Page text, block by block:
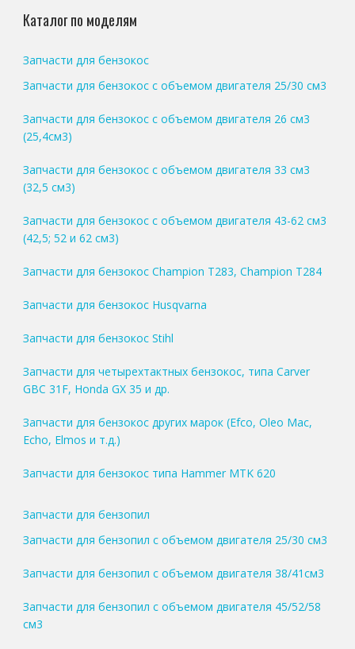
Каталог по моделям
Запчасти для бензокос
Запчасти для бензокос с объемом двигателя 25/30 см3
Запчасти для бензокос с объемом двигателя 26 см3
(25,4см3)
Запчасти для бензокос с объемом двигателя 33 см3
(32,5 см3)
Запчасти для бензокос с объемом двигателя 43-62 см3
(42,5; 52 и 62 см3)
Запчасти для бензокос Champion T283, Champion T284
Запчасти для бензокос Husqvarna
Запчасти для бензокос Stihl
Запчасти для четырехтактных бензокос, типа Carver
GBC 31F, Honda GX 35 и др.
Запчасти для бензокос других марок (Efco, Oleo Mac,
Echo, Elmos и т.д.)
Запчасти для бензокос типа Hammer MTK 620
Запчасти для бензопил
Запчасти для бензопил с объемом двигателя 25/30 см3
Запчасти для бензопил с объемом двигателя 38/41см3
Запчасти для бензопил с объемом двигателя 45/52/58
см3